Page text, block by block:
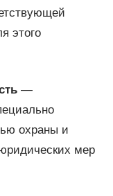
этого
—
охраны и
мер